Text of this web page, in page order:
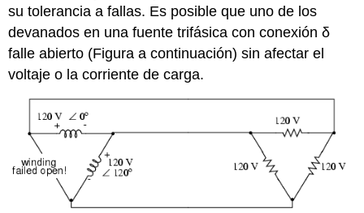
su tolerancia a fallas. Es posible que uno de los
devanados en una fuente trifásica con conexión δ
falle abierto (Figura a continuación) sin afectar el
voltaje o la corriente de carga.